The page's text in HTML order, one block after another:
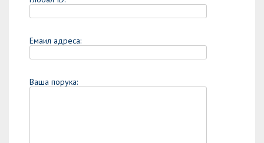
Емаил адреса:
Ваша порука: